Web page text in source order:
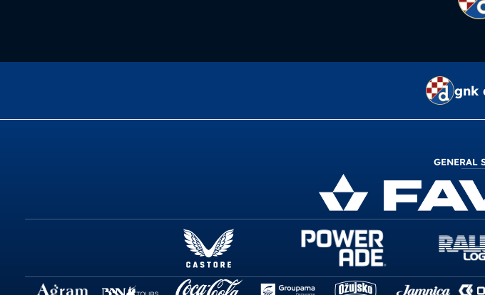
gnk
GENERAL